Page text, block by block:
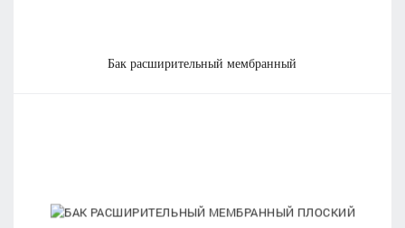
бак расширительный мембранный